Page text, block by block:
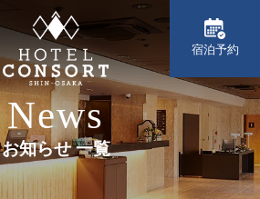
宿泊予約
News
お知らせ 一覧